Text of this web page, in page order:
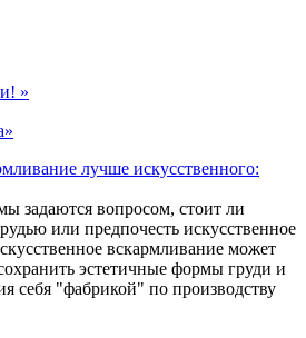
»
лучше искусственного:
задаются вопросом, стоит ли
или предпочесть искусственное
вскармливание может
эстетичные формы груди и
себя "фабрикой" по производству